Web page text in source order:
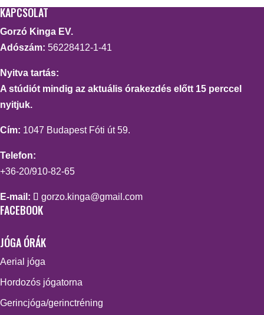
KAPCSOLAT
Gorzó Kinga EV.
Adószám: 56228412-1-41
Nyitva tartás:
A stúdiót mindig az aktuális órakezdés előtt 15 perccel
nyitjuk.
Cím: 1047 Budapest Fóti út 59.
Telefon:
+36-20/910-82-65
E-mail: gorzo.kinga@gmail.com
FACEBOOK
JÓGA ÓRÁK
Aerial jóga
Hordozós jógatorna
Gerincjóga/gerinctréning